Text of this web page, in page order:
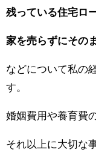
残っている住宅ロ
家を売らずにその
などについて私の
す。
婚姻費用や養育費
それ以上に大切な